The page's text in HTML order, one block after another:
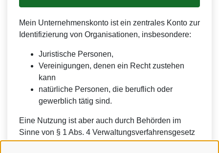
Mein Unternehmenskonto ist ein zentrales Konto zur
Identifizierung von Organisationen, insbesondere:
Juristische Personen,
Vereinigungen, denen ein Recht zustehen
kann
natürliche Personen, die beruflich oder
gewerblich tätig sind.
Eine Nutzung ist aber auch durch Behörden im
Sinne von § 1 Abs. 4 Verwaltungsverfahrensgesetz
(VwVfG) möglich.